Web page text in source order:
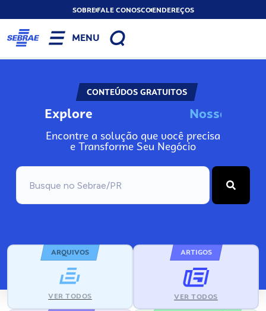
SOBREFALE CONOSCOENDEREÇOS
MENU
CONTEÚDOS GRATUITOS
Explore Nosso
Encontre a solução que você precisa
e Transforme Seu Negócio
ARQUIVOS
VER TODOS
ARTIGOS
VER TODOS